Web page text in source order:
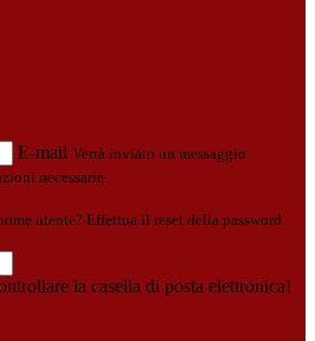
E-mail Verrà inviato un messaggio
necessarie.
utente? Effettua il reset della password
la casella di posta elettronica!